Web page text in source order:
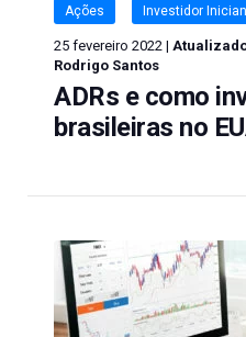
Ações Investidor
25 fevereiro 2022 |
Rodrigo Santos
ADRs e como
brasileiras no